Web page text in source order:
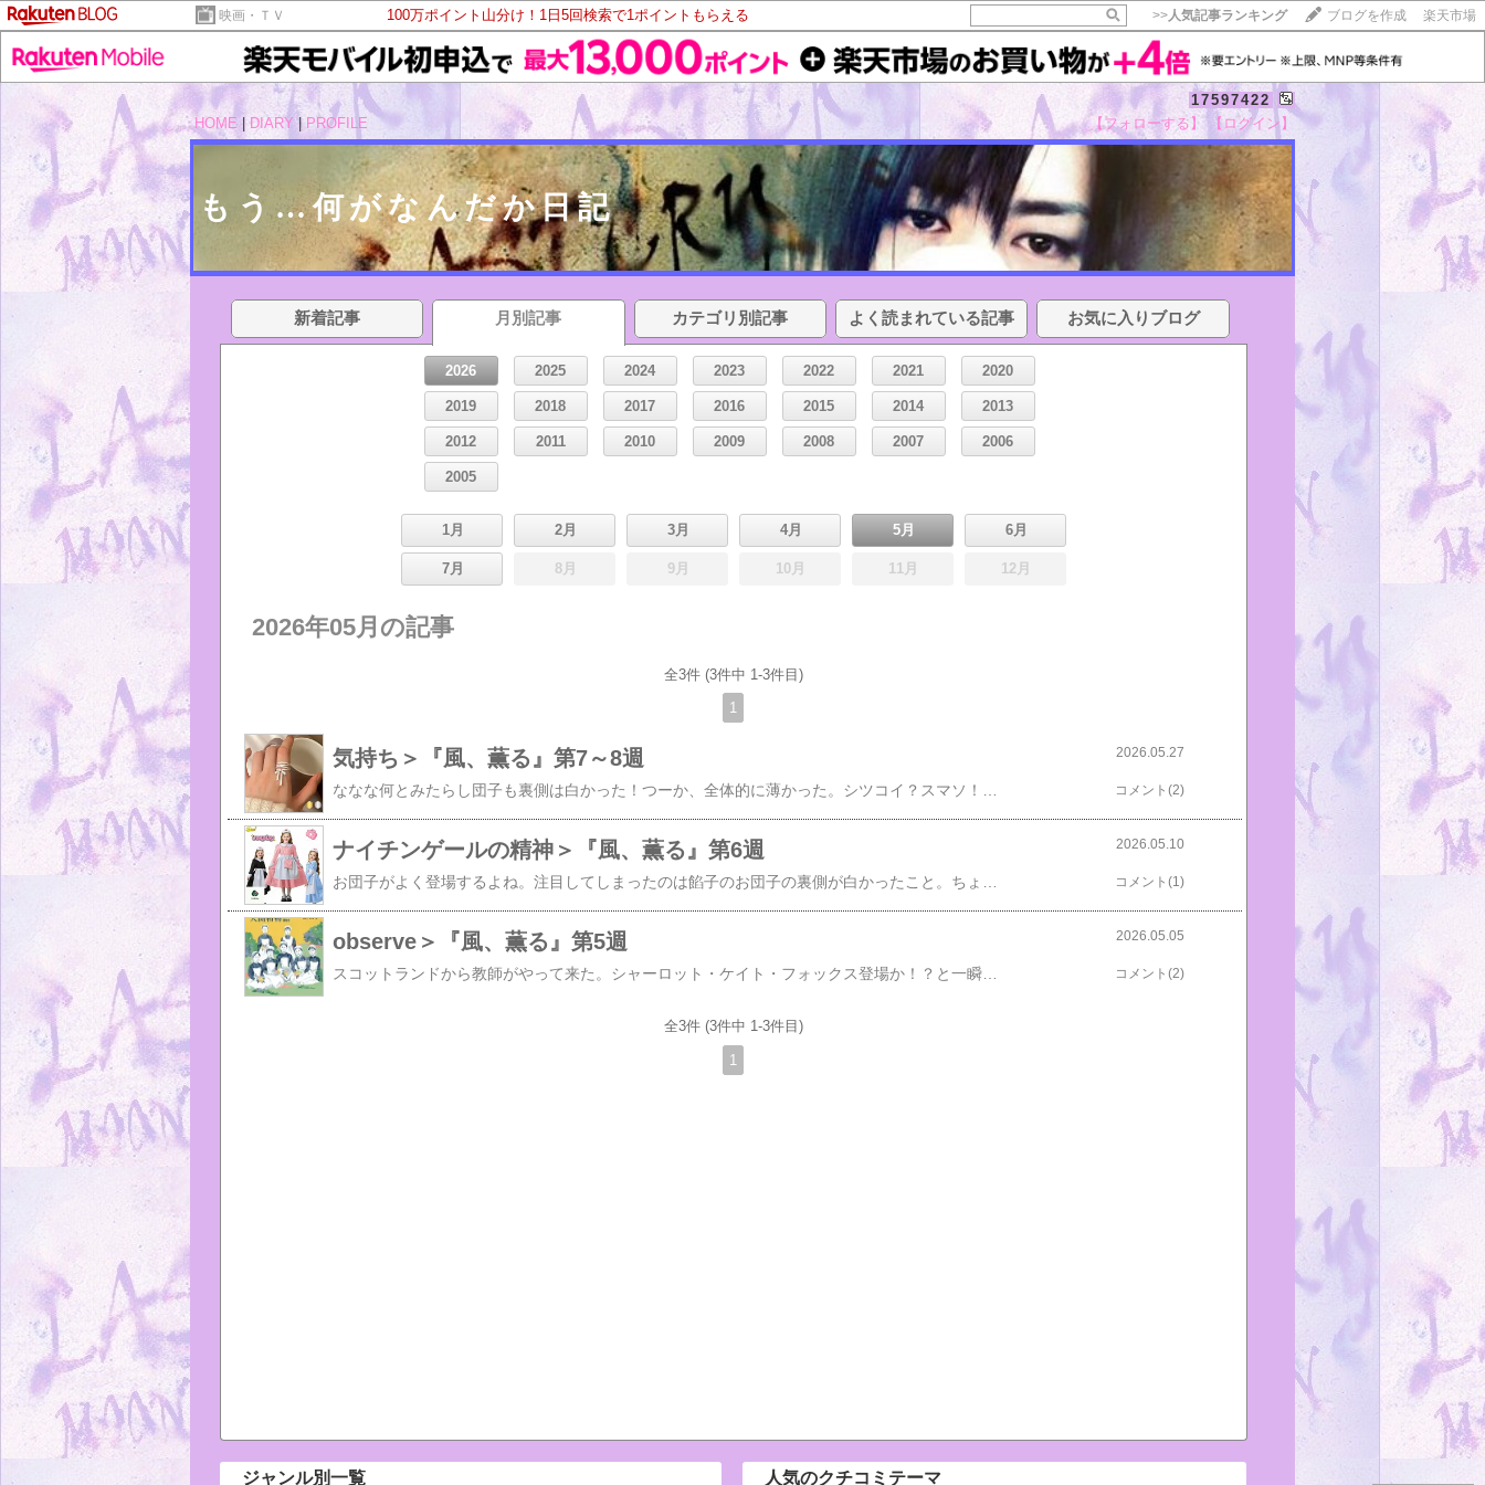
映画・ＴＶ 100万ポイント山分け！1日5回検索で1ポイントもらえる >>人気記事ランキング ブログを作成 楽天市場
17597422
HOME
DIARY|PROFILE 【フォローする】 【ログイン】
もう…何がなんだか日記
新着記事 月別記事 カテゴリ別記事 よく読まれている記事 お気に入りブログ
2026 2025 2024 2023 2022 2021 2020
2019 2018 2017 2016 2015 2014 2013
2012 2011 2010 2009 2008 2007 2006
2005
1月 2月 3月 4月 5月 6月
7月 8月 9月 10月 11月 12月
2026年05月の記事
全3件 (3件中 1-3件目)
1
気持ち＞『風、薫る』第7～8週 2026.05.27
コメント(2)
ナイチンゲールの精神＞『風、薫る』第6週 2026.05.10
コメント(1)
observe＞『風、薫る』第5週
スコットランドから教師がやって来た。シャーロット・ケイト・フォックス登場か！？と一瞬、思ってしまったじゃないか(笑)某前作に出演したばかりだけどさ。いや、連続で出演する人もいたよね。赤津とか赤津とか赤津とか…伊藤えん魔もいたよなあ。結論！伊藤えん魔再登場希望！！あ、赤津もね。…ひじゅにですが何か？「頭を下げているのにエラソウ」by喜介&ふみ ↑ももももしかして母親で笑いを取る算段？先週はナースと茄子の勘違い会話もあったしな。笑いどころじゃないけど、卯三郎氏の「医療はビッグマーケット」発言もどうも何だか好みに合わんのだよなあ…いや、好みの問題なんだから批判はしないけど。でも、何か、下世話というかイマイチ品がな…ゴホンゴホン！第5週『集いし者たち』 いよいよ看護婦への道に踏み出した、りん&直美。個性の強い人物が揃っての寮生活スタート。お嬢様もいるし、年上の人もいるし、最初は一触即発の雰囲気だったけど「observe」で団結。つまり、同じ目標を持つ者同士その道への進み方において1つに纏まる。何か『虎に翼』を思い出すなあ…アフィリエイトに貼ったけど原作『明治のナイチンゲール 大関和物語』表紙には7人の女性が描かれているからここは史実通りってことなのかな？それとも、人数を合わせただけで各自のキャラクターはフィクション？何か十分以上に盛ってそうな気が…いずれにしろ、一緒に歩む人が増えた分りんと直美は角突き合わせるのではなくグッと近付いて行く…という段取り？りんは世間知らずでオッチョコチョイなはずなのに7人の中では一番落ち着いていて、周囲が見えていて分別を発揮。さすが朝ドラ・ヒロイン(笑)＞褒めてるのか？直美の方は尖ってばかりでは視聴者ウケが悪いだろうと少～しキャラ変？つーか、肉付け？何か言われると結構気にして黙ってしまったり料理下手という特質が加わったり(笑)お味噌汁だか煮物だかに大量の酢を入れるって下手とか興味ないとかいうレベルではない気がするけどネットでたまに見かけるメシマズ嫁の話では色どりに絵具だの柔軟剤だのを入れたりしているから直美はまだまだ序の口ってことか。いずれにしろ、一度に複数の人物を出さなければならなせいか各自の個性を際立たせることに四苦八苦…という印象を受けてしまった＞スマソ部屋でイキナリ始まる自己紹介シーンも何かちょっと取って付けた様な＞スマソ×2りんごのシーンは良かった。皆がやっと素直になれた様子がりんごの甘い香りと共に可愛らしく浮かび上がっていた。メインは「observe」和訳は「観察」多部ちゃんとシマケンのおかげで看護婦の神髄を掴みかける一同。個人的にはこういう部分には時間をかけてほしいな。あまりにもサクサクと終わってしまった感じ。☆トラックバックは何がなんだか…ひじゅに館へお願いします☆http://yakkunchi.blog90.fc2.com/tb.php/4122-4431a8d9☆応援クリック、よろしくお願い致します☆ にほんブログ村 人気ブログランキングへ 明治のナイチンゲール 大関和物語​​りんご​​散髪ケープ​​
2026.05.05
コメント(2)
全3件 (3件中 1-3件目)
1
ジャンル別一覧 人気のクチコミテーマ